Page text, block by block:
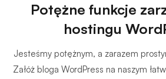
Potężne funkcje
hostingu
Jesteśmy potężnym, a zarazem
Załóż bloga WordPress na naszym